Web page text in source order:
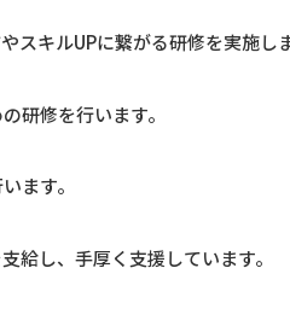
スキルUPに繋がる研修を実施し
研修を行います。
ます。
給し、手厚く支援しています。